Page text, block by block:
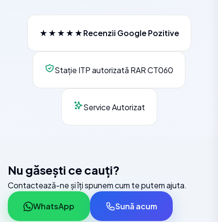
★★★★★Recenzii Google Pozitive
Stație ITP autorizată RAR CT060
Service Autorizat
Nu găsești ce cauți?
Contactează-ne și îți spunem cum te putem ajuta.
WhatsApp Sună acum